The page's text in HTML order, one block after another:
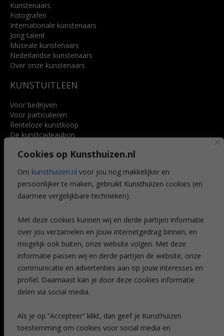
Cookies op Kunsthuizen.nl
Om kunsthuizen.nl voor jou nog makkelijker en
persoonlijker te maken, gebruikt Kunsthuizen cookies (en
daarmee vergelijkbare technieken).
Met deze cookies kunnen wij en derde partijen informatie
over jou verzamelen en jouw internetgedrag binnen, en
mogelijk ook buiten, onze website volgen. Met deze
informatie passen wij en derde partijen de website, onze
communicatie en advertenties aan op jouw interesses en
profiel. Daarnaast kan je door deze cookies informatie
delen via social media.
Als je op “Accepteer” klikt, dan geef je Kunsthuizen
toestemming om cookies voor social media en
Kunstenaars
Fotografen
Internationale kunstenaars
Jong talent
Museale kunstenaars
Nederlandse kunstenaars
Over onze kunstenaars
KUNSTUITLEEN
Voor bedrijven
Voor particulieren
Renteloze kunstkoop
De kunstcadeaubon
Voordelen
Veelgestelde vragen
CONTACT
Leiden
Amsterdam
Breda
Favorieten
Mijn art alert
NIEUWSBRIEF